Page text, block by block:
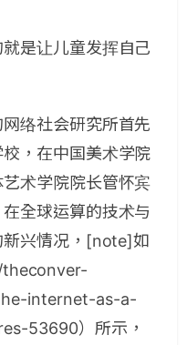
是让儿童发挥自己
络社会研究所首先
，在中国美术学院
术学院院长管怀宾
全球运算的技术与
新兴情况，[note]如
theconver-
internet-as-a-
53690）所示，